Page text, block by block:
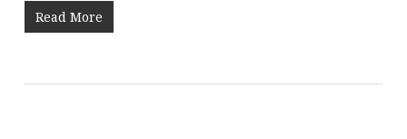
Read More